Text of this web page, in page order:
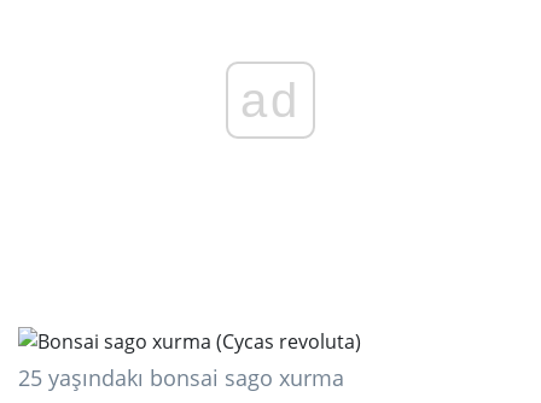
ad
25 yaşındakı bonsai sago xurma